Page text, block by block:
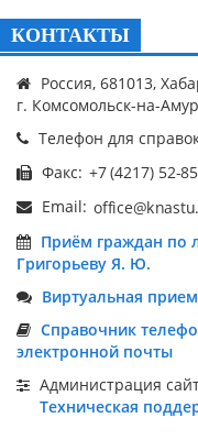
КОНТАКТЫ
Россия, 681013,
г. Комсомольск-на-
Телефон для
Факс:
Email:
Приём граждан по
Григорьеву Я. Ю.
Виртуальная
Справочник
электронной почты
Администрация
Техническая